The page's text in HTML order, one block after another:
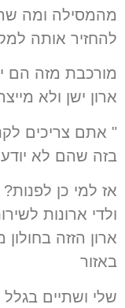
מהמסילה ומה
להחזיר אותה
מורכבת מזה הם
ארון ישן ולא
" אתם צריכים
בזה שהם לא
אז למי כן לפנות?
ולדי ארונות
ארון הזזה
באזור
שלי ושתיים